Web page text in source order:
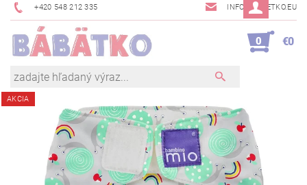
+420 548 212 335 INFO@BABETKO.EU
0 €0
AKCIA